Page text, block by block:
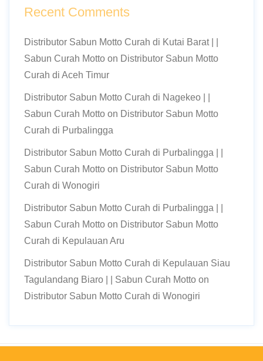
Recent Comments
Distributor Sabun Motto Curah di Kutai Barat | |
Sabun Curah Motto on Distributor Sabun Motto
Curah di Aceh Timur
Distributor Sabun Motto Curah di Nagekeo | |
Sabun Curah Motto on Distributor Sabun Motto
Curah di Purbalingga
Distributor Sabun Motto Curah di Purbalingga | |
Sabun Curah Motto on Distributor Sabun Motto
Curah di Wonogiri
Distributor Sabun Motto Curah di Purbalingga | |
Sabun Curah Motto on Distributor Sabun Motto
Curah di Kepulauan Aru
Distributor Sabun Motto Curah di Kepulauan Siau
Tagulandang Biaro | | Sabun Curah Motto on
Distributor Sabun Motto Curah di Wonogiri